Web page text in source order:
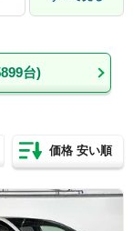
台)
価格 安い順